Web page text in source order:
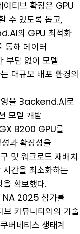
티브 확장은 GPU
수 있도록 돕고,
의 GPU 최적화
통해 데이터
부담 없이 모델
대규모 배포 환경의
영을 Backend.AI로
모델 개발
B200 GPU를
과 확장성을
및 워크로드 재배치
간을 최소화하는
확보했다.
2025 참가를
브 커뮤니티와의 기술
버네티스 생태계